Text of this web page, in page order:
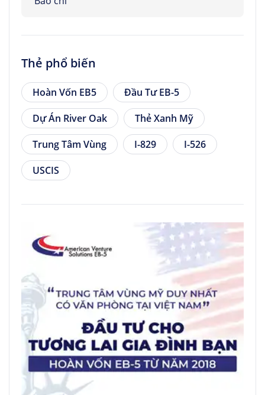
Thẻ phổ biến
Hoàn Vốn EB5
Đầu Tư EB-5
Dự Án River Oak
Thẻ Xanh Mỹ
Trung Tâm Vùng
I-829
I-526
USCIS